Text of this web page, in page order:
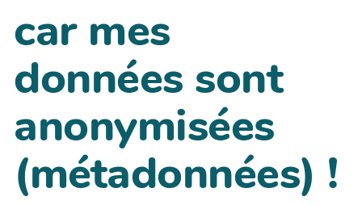
car mes
données sont
anonymisées
(métadonnées) !